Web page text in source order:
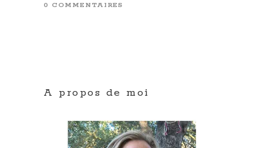
0 COMMENTAIRES
A propos de moi